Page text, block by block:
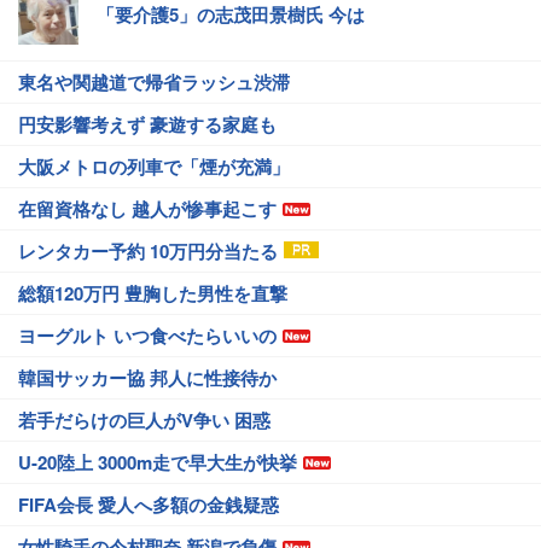
「要介護5」の志茂田景樹氏 今は
東名や関越道で帰省ラッシュ渋滞
円安影響考えず 豪遊する家庭も
大阪メトロの列車で「煙が充満」
在留資格なし 越人が惨事起こす
レンタカー予約 10万円分当たる
総額120万円 豊胸した男性を直撃
ヨーグルト いつ食べたらいいの
韓国サッカー協 邦人に性接待か
若手だらけの巨人がV争い 困惑
U-20陸上 3000m走で早大生が快挙
FIFA会長 愛人へ多額の金銭疑惑